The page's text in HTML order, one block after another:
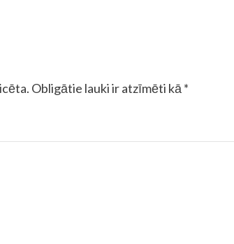
Obligātie lauki ir atzīmēti kā*